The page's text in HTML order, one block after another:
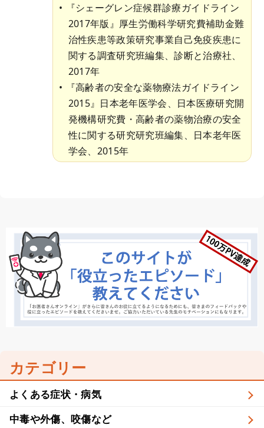
『シェーグレン症候群診療ガイドライン
2017年版』厚生労働科学研究費補助金難
治性疾患等政策研究事業自己免疫疾患に
関する調査研究班編集、診断と治療社、
2017年
『高齢者の安全な薬物療法ガイドライン
2015』日本老年医学会、日本医療研究開
発機構研究費・高齢者の薬物治療の安全
性に関する研究研究班編集、日本老年医
学会、2015年
カテゴリー
よくある症状・病気
中毒や外傷、咬傷など